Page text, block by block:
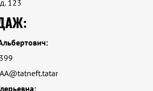
123